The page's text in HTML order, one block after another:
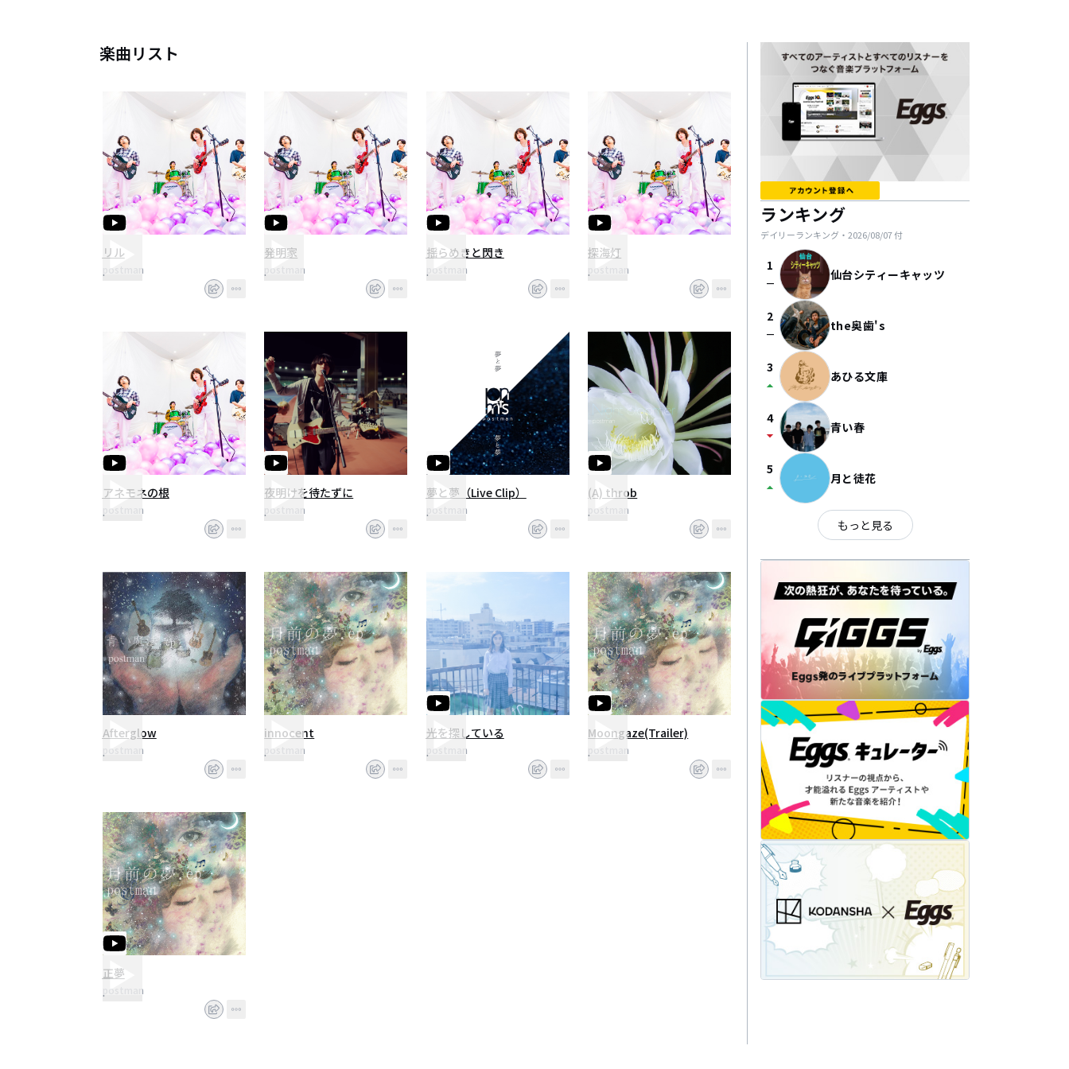
楽曲リスト
リル
postman
発明家
postman
揺らめきと閃き
postman
探海灯
postman
アネモネの根
postman
夜明けを待たずに
postman
夢と夢（Live Clip）
postman
(A) throb
postman
Afterglow
postman
innocent
postman
光を探している
postman
Moongaze(Trailer)
postman
正夢
postman
ランキング
デイリーランキング・ 2026/08/07付
1
check_indeterminate_small 仙台シティーキャッツ
2
check_indeterminate_small the奥歯's
3
arrow_drop_up あひる文庫
4
arrow_drop_down 青い春
5
arrow_drop_up 月と徒花
もっと見る